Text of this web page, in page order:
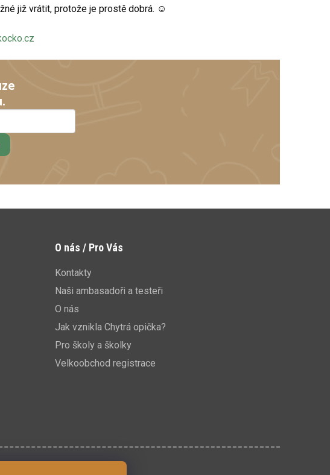
již vrátit, protože je prostě dobrá. ☺
O nás / Pro Vás
Kontakty
Naši ambasadoři a testeři
O nás
Jak vznikla Chytrá opička?
Pro školy a školky
Velkoobchod registrace